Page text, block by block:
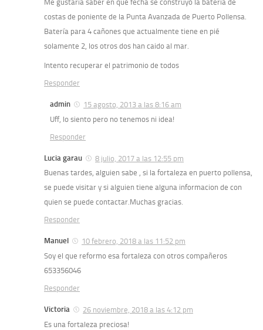
Me gustaría saber en qué fecha se construyó la bateria de
costas de poniente de la Punta Avanzada de Puerto Pollensa.
Batería para 4 cañones que actualmente tiene en pié
solamente 2, los otros dos han caido al mar.
Intento recuperar el patrimonio de todos
Responder
admin
15 agosto, 2013 a las 8:16 am
Uff, lo siento pero no tenemos ni idea!
Responder
Lucia garau
8 julio, 2017 a las 12:55 pm
Buenas tardes, alguien sabe , si la fortaleza en puerto pollensa,
se puede visitar y si alguien tiene alguna informacion de con
quien se puede contactar.Muchas gracias.
Responder
Manuel
10 febrero, 2018 a las 11:52 pm
Soy el que reformo esa fortaleza con otros compañeros
653356046
Responder
Victoria
26 noviembre, 2018 a las 4:12 pm
Es una fortaleza preciosa!